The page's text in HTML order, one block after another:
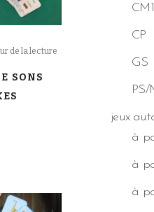
de la lecture
SONS
CP
GS
PS/
jeux
à
à
à